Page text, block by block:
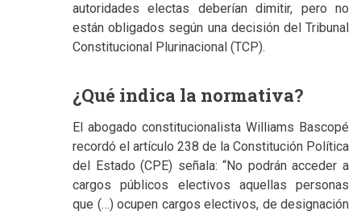
autoridades electas deberían dimitir, pero no
están obligados según una decisión del Tribunal
Constitucional Plurinacional (TCP).
¿Qué indica la normativa?
El abogado constitucionalista Williams Bascopé
recordó el artículo 238 de la Constitución Política
del Estado (CPE) señala: “No podrán acceder a
cargos públicos electivos aquellas personas
que (…) ocupen cargos electivos, de designación